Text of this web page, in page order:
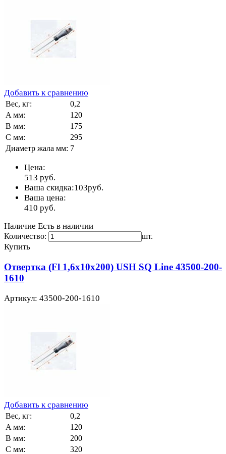
Добавить к сравнению
Вес, кг:
0,2
A мм:
120
B мм:
175
C мм:
295
Диаметр жала мм: 7
Цена:
513 руб.
Ваша скидка:103руб.
Ваша цена:
410 руб.
Наличие Есть в наличии
Количество: шт.
Купить
Отвертка (Fl 1,6x10x200) USH SQ Line 43500-200-
1610
Артикул: 43500-200-1610
Добавить к сравнению
Вес, кг:
0,2
A мм:
120
B мм:
200
C мм:
320